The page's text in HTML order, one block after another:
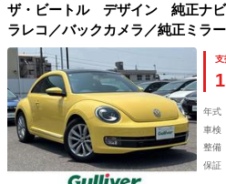
ザ・ビートル デザイン 純正ナビ
ラレコ／バックカメラ／純正ミラ
テアリング／ボディーカラー同色
／フロントデフロスター／ドアミ
支
年式
車検
整備
保証